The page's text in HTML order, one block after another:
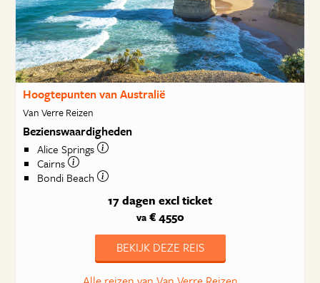
Hoogtepunten van Australië
Van Verre Reizen
Bezienswaardigheden
Alice Springs
Cairns
Bondi Beach
17 dagen excl ticket
va€ 4550
BEKIJK DEZE REIS